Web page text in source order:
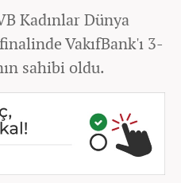
Kadınlar Dünya
VakıfBank'ı 3-
sahibi oldu.